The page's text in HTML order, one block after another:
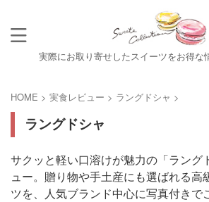
実際にお取り寄せしたスイーツをお得な
HOME > 実食レビュー > ラングドシャ >
ラングドシャ
サクッと軽い口溶けが魅力の「ラング
ュー。贈り物や手土産にも選ばれる高
ツを、人気ブランド中心に写真付きで